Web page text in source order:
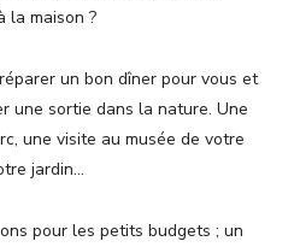
la maison ?
un bon dîner pour vous et
une sortie dans la nature. Une
une visite au musée de votre
jardin…
pour les petits budgets ; un